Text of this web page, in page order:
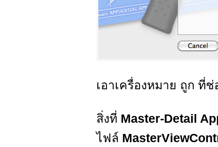
เอาเครื่องหมาย ถูก ที่
สิ่งที่ Master-Detail
ไฟล์